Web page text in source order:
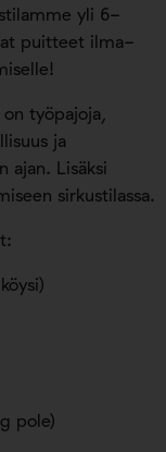
yli 6-
puitteet ilma-
työpajoja,
ja
ajan. Lisäksi
sirkustilassa.
pole)